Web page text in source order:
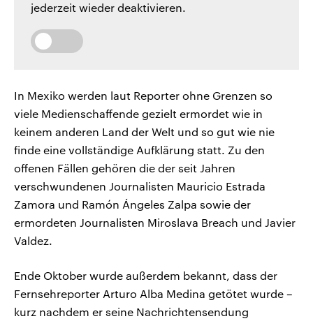
jederzeit wieder deaktivieren.
In Mexiko werden laut Reporter ohne Grenzen so
viele Medienschaffende gezielt ermordet wie in
keinem anderen Land der Welt und so gut wie nie
finde eine vollständige Aufklärung statt. Zu den
offenen Fällen gehören die der seit Jahren
verschwundenen Journalisten Mauricio Estrada
Zamora und Ramón Ángeles Zalpa sowie der
ermordeten Journalisten Miroslava Breach und Javier
Valdez.
Ende Oktober wurde außerdem bekannt, dass der
Fernsehreporter Arturo Alba Medina getötet wurde –
kurz nachdem er seine Nachrichtensendung